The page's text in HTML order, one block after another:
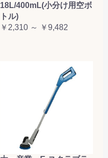
18L/400mL(小分け用空ボ
トル)
￥2,310 ～ ￥9,482